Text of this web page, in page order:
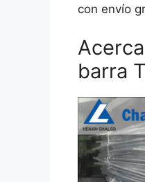
con envío
barra